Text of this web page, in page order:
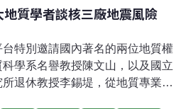
質學者談核三廠地震風險
特別邀請國內著名的兩位地質權
學系名譽教授陳文山，以及國立
退休教授李錫堤，從地質專業角